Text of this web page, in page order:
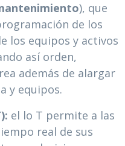
), que
de los
los equipos y activos
así orden,
además de alargar
y equipos.
el lo T permite a las
real de sus